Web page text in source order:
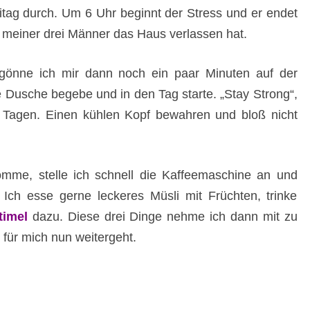
durch. Um 6 Uhr beginnt der Stress und er endet
drei Männer das Haus verlassen hat.
ich mir dann noch ein paar Minuten auf der
begebe und in den Tag starte. „Stay Strong“,
Einen kühlen Kopf bewahren und bloß nicht
stelle ich schnell die Kaffeemaschine an und
esse gerne leckeres Müsli mit Früchten, trinke
dazu. Diese drei Dinge nehme ich dann mit zu
mich nun weitergeht.